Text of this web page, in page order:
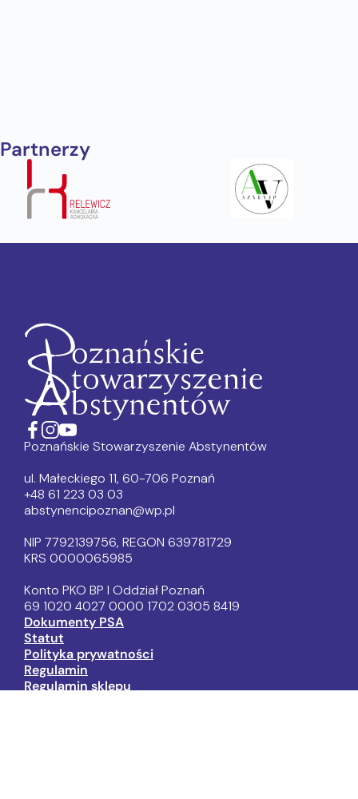
Partnerzy
Poznańskie Stowarzyszenie Abstynentów
ul. Małeckiego 11, 60-706 Poznań
+48 61 223 03 03
abstynencipoznan@wp.pl
NIP 7792139756, REGON 639781729
KRS 0000065985
Konto PKO BP I Oddział Poznań
69 1020 4027 0000 1702 0305 8419
Dokumenty PSA
Statut
Polityka prywatności
Regulamin
Regulamin sklepu